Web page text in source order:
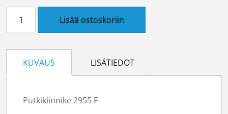
Lisää ostoskoriin
KUVAUS LISÄTIEDOT
Putkikiinnike 2955 F